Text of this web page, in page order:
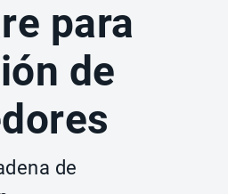
para
de
de